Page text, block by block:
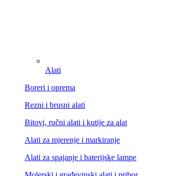
Alati
Boreri i oprema
Rezni i brusni alati
Bitovi, ručni alati i kutije za alat
Alati za mjerenje i markiranje
Alati za spajanje i baterijske lampe